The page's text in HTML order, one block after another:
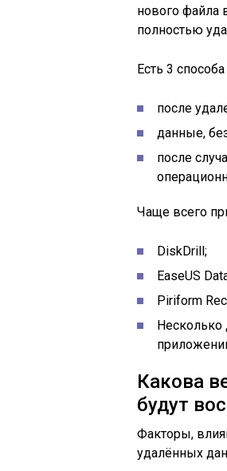
нового файла
полностью
Есть 3
после
данные,
после
Чаще всего
DiskDrill;
EaseUS
Piriform
Несколько
Какова
будут
Факторы,
удалённых